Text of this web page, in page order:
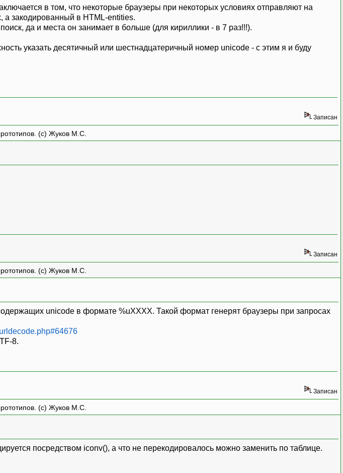
в том, что некоторые браузеры при некоторых условиях отправляют на
а закодированный в HTML-entities.
да и места он занимает в больше (для кириллики - в 7 раз!!!).
указать десятичный или шестнадцатеричный номер unicode - с этим я и буду
Записан
(с) Жуков М.С.
Записан
(с) Жуков М.С.
unicode в формате %uXXXX. Такой формат генерят браузеры при запросах
8.
Записан
(с) Жуков М.С.
посредством iconv(), а что не перекодировалось можно заменить по таблице.